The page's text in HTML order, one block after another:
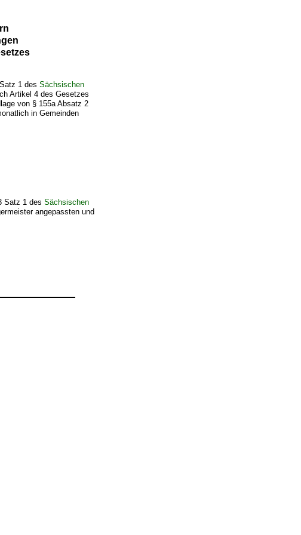
Satz 1 desSächsischen
Artikel 4 des Gesetzes
von § 155a Absatz 2
in Gemeinden
Satz 1 desSächsischen
angepassten und